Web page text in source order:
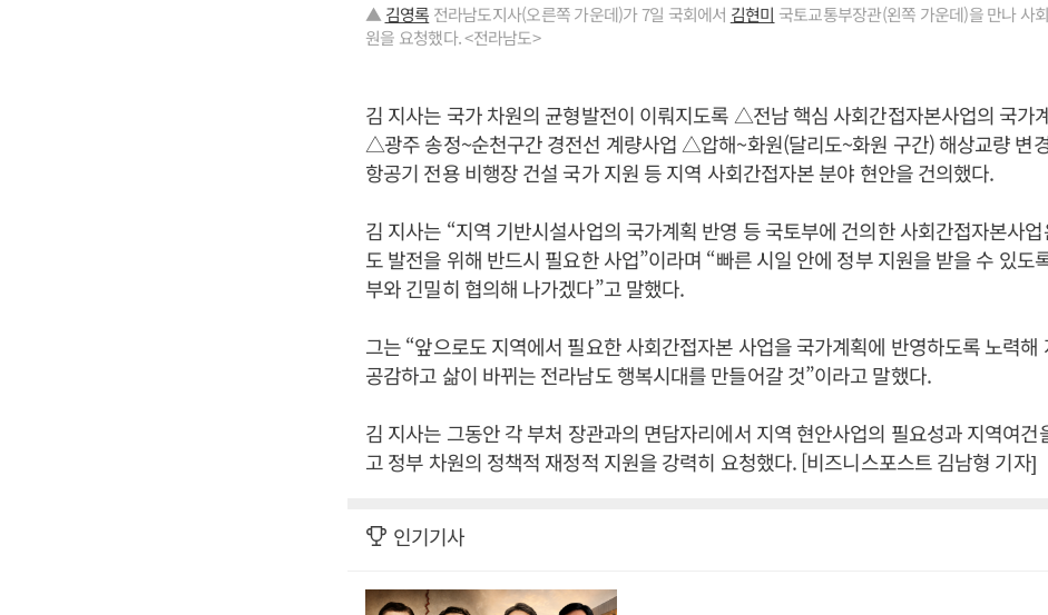
▲ 김영록 전라남도지사(오른쪽 가운데)가 7일 국회에서 김현미 국토교통부장관(왼쪽 가운데)을 만나 사
원을 요청했다. <전라남도>
김 지사는 국가 차원의 균형발전이 이뤄지도록 △전남 핵심 사회간접자본사업의 국가
△광주 송정~순천구간 경전선 계량사업 △압해~화원(달리도~화원 구간) 해상교량 변
항공기 전용 비행장 건설 국가 지원 등 지역 사회간접자본 분야 현안을 건의했다.
김 지사는 “지역 기반시설사업의 국가계획 반영 등 국토부에 건의한 사회간접자본사
도 발전을 위해 반드시 필요한 사업”이라며 “빠른 시일 안에 정부 지원을 받을 수 있도
부와 긴밀히 협의해 나가겠다”고 말했다.
그는 “앞으로도 지역에서 필요한 사회간접자본 사업을 국가계획에 반영하도록 노력해
공감하고 삶이 바뀌는 전라남도 행복시대를 만들어갈 것”이라고 말했다.
김 지사는 그동안 각 부처 장관과의 면담자리에서 지역 현안사업의 필요성과 지역여건
고 정부 차원의 정책적 재정적 지원을 강력히 요청했다. [비즈니스포스트 김남형 기자]
인기기사